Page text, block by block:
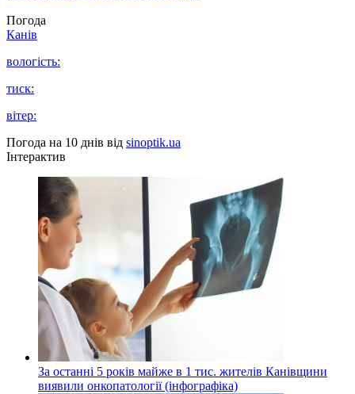
Погода
Канів
вологість:
тиск:
вітер:
Погода на 10 днів від sinoptik.ua
Інтерактив
За останні 5 років майже в 1 тис. жителів Канівщини
виявили онкопатології (інфографіка)